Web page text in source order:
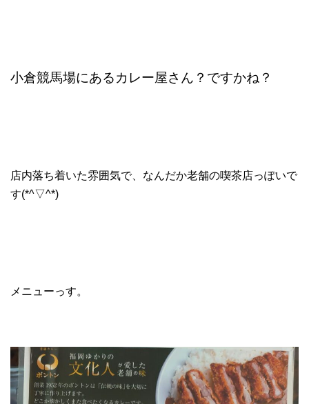
小倉競馬場にあるカレー屋さん？ですかね？
店内落ち着いた雰囲気で、なんだか老舗の喫茶店っぽいで
す(*^▽^*)
メニューっす。